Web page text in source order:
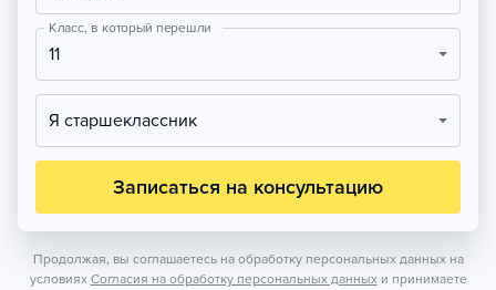
Класс, в который перешли
11
Я старшеклассник
Записаться на консультацию
Продолжая, вы соглашаетесь на обработку персональных данных на
условиях Согласия на обработку персональных данных и принимаете